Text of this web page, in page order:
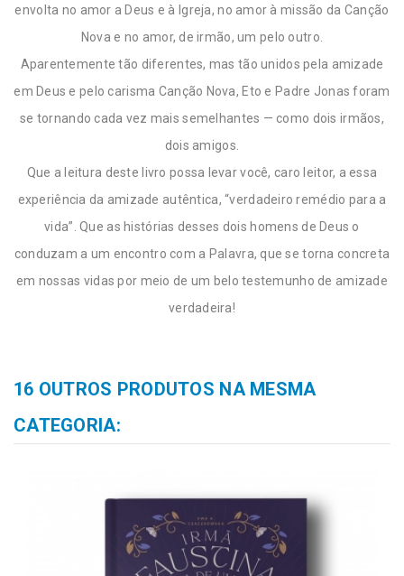
envolta no amor a Deus e à Igreja, no amor à missão da Canção
Nova e no amor, de irmão, um pelo outro.
Aparentemente tão diferentes, mas tão unidos pela amizade
em Deus e pelo carisma Canção Nova, Eto e Padre Jonas foram
se tornando cada vez mais semelhantes — como dois irmãos,
dois amigos.
Que a leitura deste livro possa levar você, caro leitor, a essa
experiência da amizade autêntica, “verdadeiro remédio para a
vida”. Que as histórias desses dois homens de Deus o
conduzam a um encontro com a Palavra, que se torna concreta
em nossas vidas por meio de um belo testemunho de amizade
verdadeira!
16 OUTROS PRODUTOS NA MESMA
CATEGORIA: